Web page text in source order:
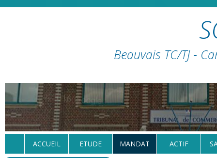
Beauvais TC/TJ -
ACCUEIL ETUDE MANDAT ACTIF